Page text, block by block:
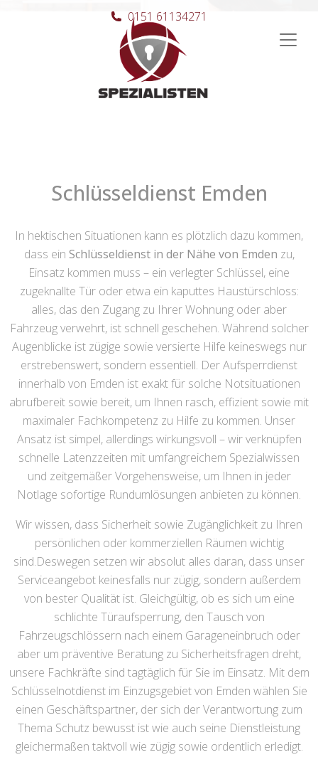
Hauptnavigation
0151 61134271
Schlüsseldienst Emden
In hektischen Situationen kann es plötzlich dazu kommen,
dass ein Schlüsseldienst in der Nähe von Emden zu,
Einsatz kommen muss – ein verlegter Schlüssel, eine
zugeknallte Tür oder etwa ein kaputtes Haustürschloss:
alles, das den Zugang zu Ihrer Wohnung oder aber
Fahrzeug verwehrt, ist schnell geschehen. Während solcher
Augenblicke ist zügige sowie versierte Hilfe keineswegs nur
erstrebenswert, sondern essentiell. Der Aufsperrdienst
innerhalb von Emden ist exakt für solche Notsituationen
abrufbereit sowie bereit, um Ihnen rasch, effizient sowie mit
maximaler Fachkompetenz zu Hilfe zu kommen. Unser
Ansatz ist simpel, allerdings wirkungsvoll – wir verknüpfen
schnelle Latenzzeiten mit umfangreichem Spezialwissen
und zeitgemäßer Vorgehensweise, um Ihnen in jeder
Notlage sofortige Rundumlösungen anbieten zu können.
Wir wissen, dass Sicherheit sowie Zugänglichkeit zu Ihren
persönlichen oder kommerziellen Räumen wichtig
sind.Deswegen setzen wir absolut alles daran, dass unser
Serviceangebot keinesfalls nur zügig, sondern außerdem
von bester Qualität ist. Gleichgültig, ob es sich um eine
schlichte Türaufsperrung, den Tausch von
Fahrzeugschlössern nach einem Garageneinbruch oder
aber um präventive Beratung zu Sicherheitsfragen dreht,
unsere Fachkräfte sind tagtäglich für Sie im Einsatz. Mit dem
Schlüsselnotdienst im Einzugsgebiet von Emden wählen Sie
einen Geschäftspartner, der sich der Verantwortung zum
Thema Schutz bewusst ist wie auch seine Dienstleistung
gleichermaßen taktvoll wie zügig sowie ordentlich erledigt.